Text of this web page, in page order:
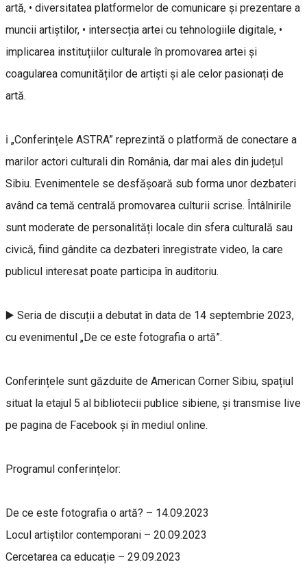
artă, • diversitatea platformelor de comunicare și prezentare a
muncii artiștilor, • intersecția artei cu tehnologiile digitale, •
implicarea instituțiilor culturale în promovarea artei și
coagularea comunităților de artiști și ale celor pasionați de
artă.
ℹ️ „Conferințele ASTRA” reprezintă o platformă de conectare a
marilor actori culturali din România, dar mai ales din județul
Sibiu. Evenimentele se desfășoară sub forma unor dezbateri
având ca temă centrală promovarea culturii scrise. Întâlnirile
sunt moderate de personalități locale din sfera culturală sau
civică, fiind gândite ca dezbateri înregistrate video, la care
publicul interesat poate participa în auditoriu.
▶️ Seria de discuții a debutat în data de 14 septembrie 2023,
cu evenimentul „De ce este fotografia o artă”.
Conferințele sunt găzduite de American Corner Sibiu, spațiul
situat la etajul 5 al bibliotecii publice sibiene, și transmise live
pe pagina de Facebook și în mediul online.
Programul conferințelor:
De ce este fotografia o artă? – 14.09.2023
Locul artiștilor contemporani – 20.09.2023
Cercetarea ca educație – 29.09.2023